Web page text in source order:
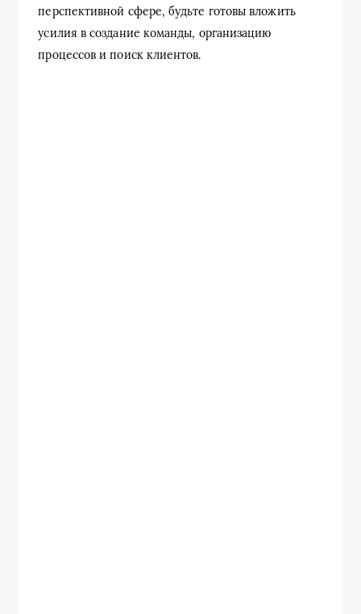
перспективной сфере, будьте готовы вложить
усилия в создание команды, организацию
процессов и поиск клиентов.